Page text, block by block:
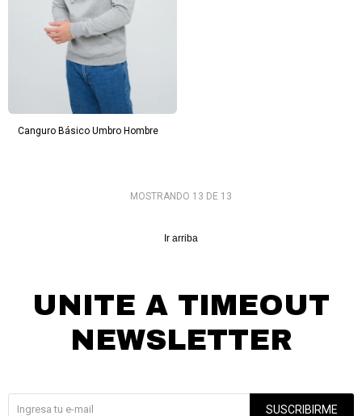
Canguro Básico Umbro Hombre
MOSTRANDO 13 DE 13
Ir arriba
UNITE A TIMEOUT
NEWSLETTER
SUSCRIBIRME